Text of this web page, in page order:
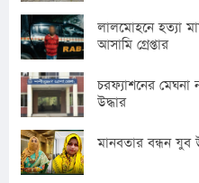
লালমোহনে হত্যা
আসামি গ্রেপ্তার
চরফ্যাশনের মেঘনা
উদ্ধার
মানবতার বন্ধন যুব